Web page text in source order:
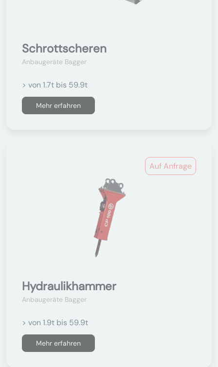
Schrottscheren
Anbaugeräte Bagger
> von 1.7t bis 59.9t
Mehr erfahren
Auf Anfrage
Hydraulikhammer
Anbaugeräte Bagger
> von 1.9t bis 59.9t
Mehr erfahren